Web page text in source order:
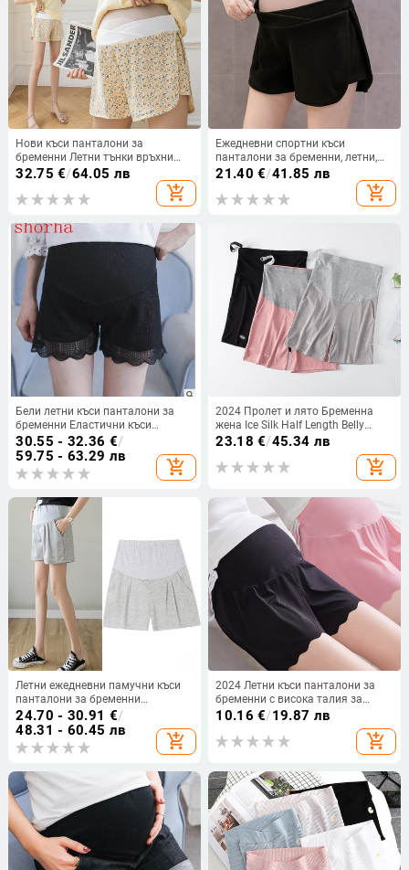
Нови къси панталони за
бременни Летни тънки връхни
дрехи Ежедневни широки
спортни панталони от ледена
коприна Лятна рокля за
32.75 €/64.05 лв
add_shopping_cart
Ежедневни спортни къси
панталони за бременни, летни,
тънки външни облекла, широки
крачоли, широки крачоли за
бременни жени, свободни
21.40 €/41.85 лв
add_shopping_cart
Бели летни къси панталони за
бременни Еластични къси
панталони за корем за бременни
Модни черни дантелени къси
панталони за бременност
30.55 - 32.36 €/
59.75 - 63.29 лв
add_shopping_cart
2024 Пролет и лято Бременна
жена Ice Silk Half Length Belly
Pants Maternity Empire Shorts
Sweatpants Бременни панталони
23.18 €/45.34 лв
add_shopping_cart
Летни ежедневни памучни къси
панталони за бременни
Свободни ластични дрехи за
корема на талията за бременни
жени Бременност
Полупанталони с джобове
24.70 - 30.91 €/
48.31 - 60.45 лв
add_shopping_cart
2024 Летни къси панталони за
бременни с висока талия за
бременни Свободни предпазни
панталони за бременни жени
Регулируеми бельо за бременни
10.16 €/19.87 лв
add_shopping_cart